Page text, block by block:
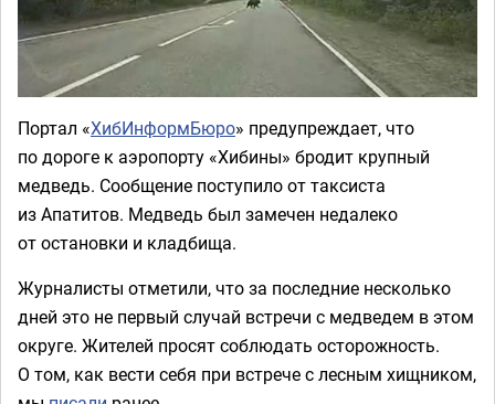
Портал «ХибИнформБюро» предупреждает, что
по дороге к аэропорту «Хибины» бродит крупный
медведь. Сообщение поступило от таксиста
из Апатитов. Медведь был замечен недалеко
от остановки и кладбища.
Журналисты отметили, что за последние несколько
дней это не первый случай встречи с медведем в этом
округе. Жителей просят соблюдать осторожность.
О том, как вести себя при встрече с лесным хищником,